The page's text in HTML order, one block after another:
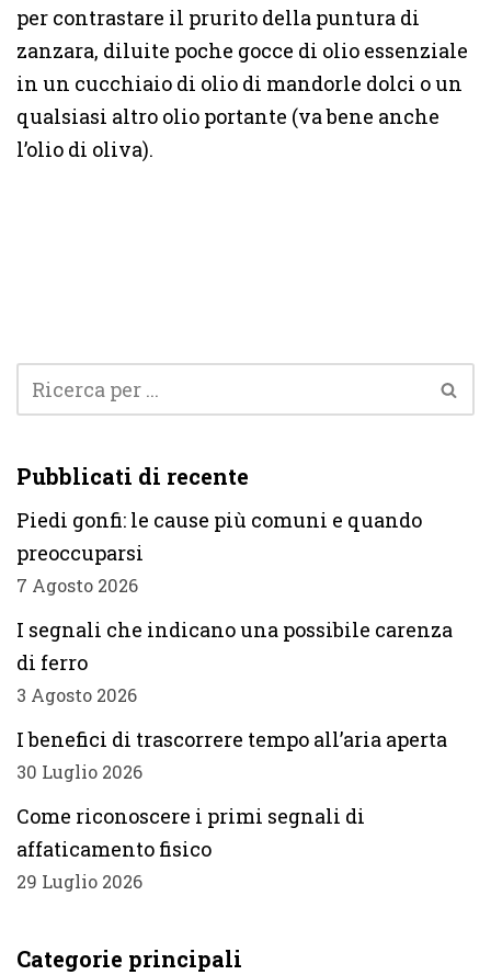
per contrastare il prurito della puntura di
zanzara, diluite poche gocce di olio essenziale
in un cucchiaio di olio di mandorle dolci o un
qualsiasi altro olio portante (va bene anche
l’olio di oliva).
Pubblicati di recente
Piedi gonfi: le cause più comuni e quando
preoccuparsi
7 Agosto 2026
I segnali che indicano una possibile carenza
di ferro
3 Agosto 2026
I benefici di trascorrere tempo all’aria aperta
30 Luglio 2026
Come riconoscere i primi segnali di
affaticamento fisico
29 Luglio 2026
Categorie principali